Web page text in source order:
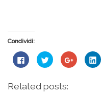
Condividi:
Fai
clic
su
Facebook
Fai
clic
condividere
su
Fai
clic
Fai
clic
Related posts: